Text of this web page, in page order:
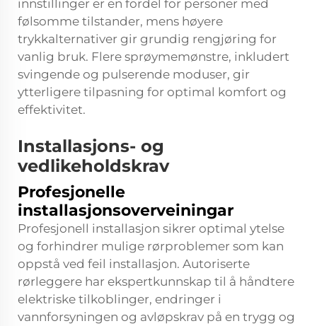
innstillinger er en fordel for personer med
følsomme tilstander, mens høyere
trykkalternativer gir grundig rengjøring for
vanlig bruk. Flere sprøymemønstre, inkludert
svingende og pulserende moduser, gir
ytterligere tilpasning for optimal komfort og
effektivitet.
Installasjons- og
vedlikeholdskrav
Profesjonelle
installasjonsoverveiningar
Profesjonell installasjon sikrer optimal ytelse
og forhindrer mulige rørproblemer som kan
oppstå ved feil installasjon. Autoriserte
rørleggere har ekspertkunnskap til å håndtere
elektriske tilkoblinger, endringer i
vannforsyningen og avløpskrav på en trygg og